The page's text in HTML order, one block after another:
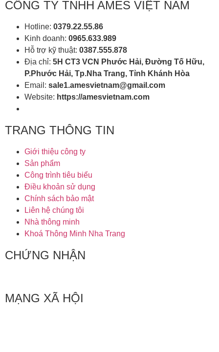
CÔNG TY TNHH AMES VIỆT NAM
Hotline: 0379.22.55.86
Kinh doanh: 0965.633.989
Hỗ trợ kỹ thuật: 0387.555.878
Địa chỉ: 5H CT3 VCN Phước Hải, Đường Tố Hữu,
P.Phước Hải, Tp.Nha Trang, Tỉnh Khánh Hòa
Email: sale1.amesvietnam@gmail.com
Website: https://amesvietnam.com
TRANG THÔNG TIN
Giới thiệu công ty
Sản phẩm
Công trình tiêu biểu
Điều khoản sử dụng
Chính sách bảo mật
Liên hệ chúng tôi
Nhà thông minh
Khoá Thông Minh Nha Trang
CHỨNG NHẬN
MẠNG XÃ HỘI